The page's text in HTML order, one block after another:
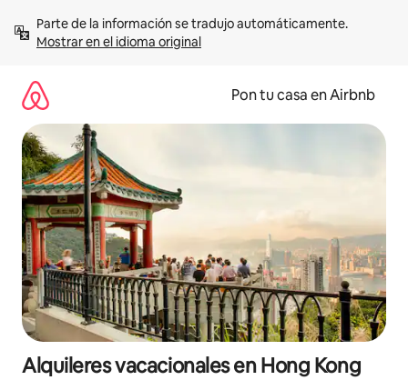
contenidoMostrar en el idioma original
Pon tu casa en Airbnb
Alquileres vacacionales en Hong Kong